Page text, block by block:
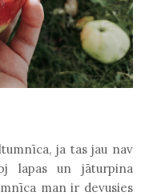
ja tas jau nav
lapas un jāturpina
man ir devusies